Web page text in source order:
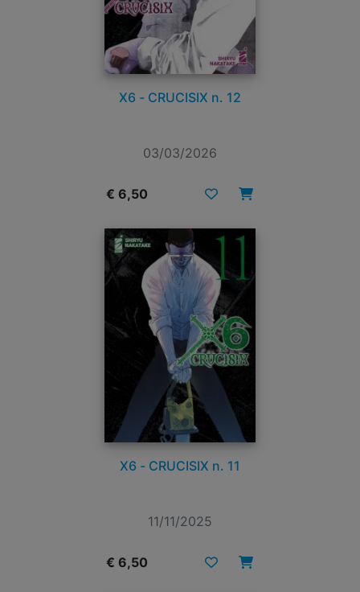
X6 - CRUCISIX n. 12
03/03/2026
€ 6,50
X6 - CRUCISIX n. 11
11/11/2025
€ 6,50